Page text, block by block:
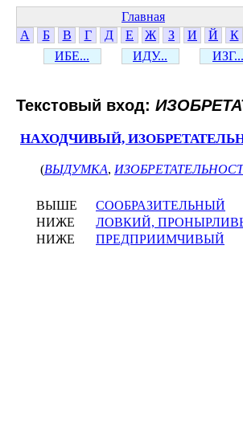
Главная
А
Б В Г Д Е Ж З И Й К
ИБЕ...
ИДУ... ИЗГ...
Текстовый вход:
НАХОДЧИВЫЙ,
(ВЫДУМКА,
ВЫШЕ
СООБРАЗИТЕЛЬНЫЙ
НИЖЕ
ЛОВКИЙ,
НИЖЕ
ПРЕДПРИИМЧИВЫЙ